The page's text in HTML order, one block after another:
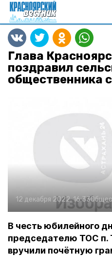
Глава
поздравил
общественника
12 декабря 2022, 16:33
В честь юбилейного
председателю ТОС п.
вручили почётную